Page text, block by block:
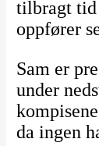
tilbragt tid
oppfører
Sam er
under
da ingen